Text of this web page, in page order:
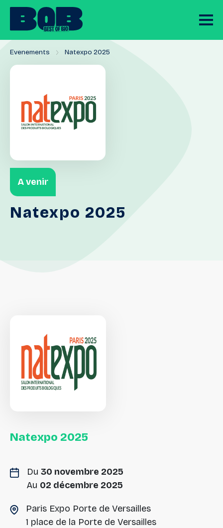
Evenements Natexpo 2025
A venir
Natexpo 2025
Natexpo 2025
Du 30 novembre 2025
Au 02 décembre 2025
Paris Expo Porte de Versailles
1 place de la Porte de Versailles